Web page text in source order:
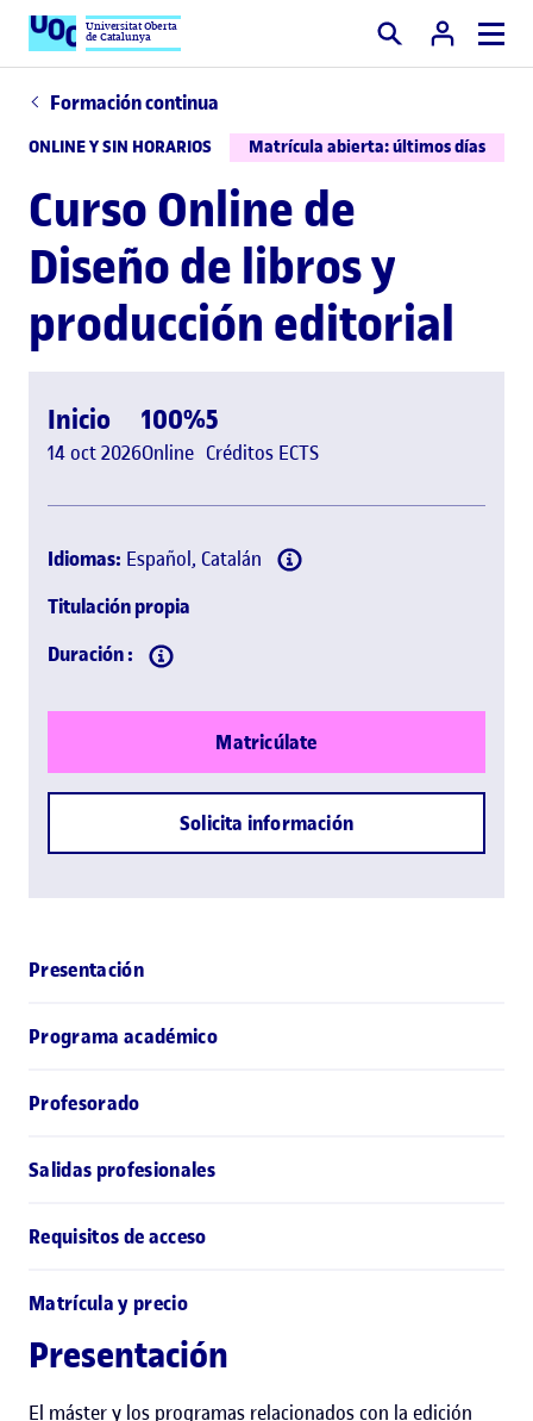
Universitat Oberta
de Catalunya Buscar
Formación continua
ONLINE Y SIN HORARIOS Matrícula abierta: últimos días
Curso Online de
Diseño de libros y
producción editorial
Inicio
14 oct 2026
100%
Online
5
Créditos ECTS
Idiomas: Español, Catalán
Titulación propia
Duración :
Matricúlate
Solicita información
Presentación
Programa académico
Profesorado
Salidas profesionales
Requisitos de acceso
Matrícula y precio
Presentación
El máster y los programas relacionados con la edición